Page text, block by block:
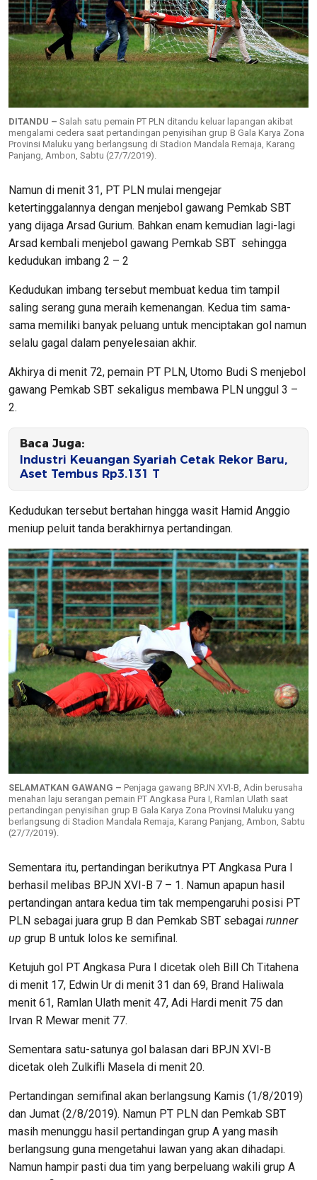
DITANDU – Salah satu pemain PT PLN ditandu keluar lapangan akibat
mengalami cedera saat pertandingan penyisihan grup B Gala Karya Zona
Provinsi Maluku yang berlangsung di Stadion Mandala Remaja, Karang
Panjang, Ambon, Sabtu (27/7/2019).
Namun di menit 31, PT PLN mulai mengejar
ketertinggalannya dengan menjebol gawang Pemkab SBT
yang dijaga Arsad Gurium. Bahkan enam kemudian lagi-lagi
Arsad kembali menjebol gawang Pemkab SBT sehingga
kedudukan imbang 2 – 2
Kedudukan imbang tersebut membuat kedua tim tampil
saling serang guna meraih kemenangan. Kedua tim sama-
sama memiliki banyak peluang untuk menciptakan gol namun
selalu gagal dalam penyelesaian akhir.
Akhirya di menit 72, pemain PT PLN, Utomo Budi S menjebol
gawang Pemkab SBT sekaligus membawa PLN unggul 3 –
2.
Baca Juga:
Industri Keuangan Syariah Cetak Rekor Baru,
Aset Tembus Rp3.131 T
Kedudukan tersebut bertahan hingga wasit Hamid Anggio
meniup peluit tanda berakhirnya pertandingan.
SELAMATKAN GAWANG – Penjaga gawang BPJN XVI-B, Adin berusaha
menahan laju serangan pemain PT Angkasa Pura I, Ramlan Ulath saat
pertandingan penyisihan grup B Gala Karya Zona Provinsi Maluku yang
berlangsung di Stadion Mandala Remaja, Karang Panjang, Ambon, Sabtu
(27/7/2019).
Sementara itu, pertandingan berikutnya PT Angkasa Pura I
berhasil melibas BPJN XVI-B 7 – 1. Namun apapun hasil
pertandingan antara kedua tim tak mempengaruhi posisi PT
PLN sebagai juara grup B dan Pemkab SBT sebagai runner
up grup B untuk lolos ke semifinal.
Ketujuh gol PT Angkasa Pura I dicetak oleh Bill Ch Titahena
di menit 17, Edwin Ur di menit 31 dan 69, Brand Haliwala
menit 61, Ramlan Ulath menit 47, Adi Hardi menit 75 dan
Irvan R Mewar menit 77.
Sementara satu-satunya gol balasan dari BPJN XVI-B
dicetak oleh Zulkifli Masela di menit 20.
Pertandingan semifinal akan berlangsung Kamis (1/8/2019)
dan Jumat (2/8/2019). Namun PT PLN dan Pemkab SBT
masih menunggu hasil pertandingan grup A yang masih
berlangsung guna mengetahui lawan yang akan dihadapi.
Namun hampir pasti dua tim yang berpeluang wakili grup A